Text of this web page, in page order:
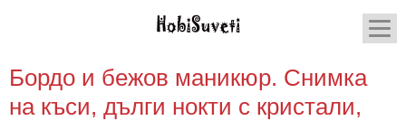
Бордо и бежов маникюр. Снимка
на къси, дълги нокти с кристали,